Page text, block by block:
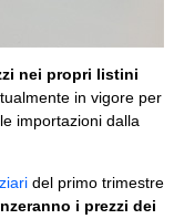
nei propri listini
in vigore per
importazioni dalla
del primo trimestre
i prezzi dei